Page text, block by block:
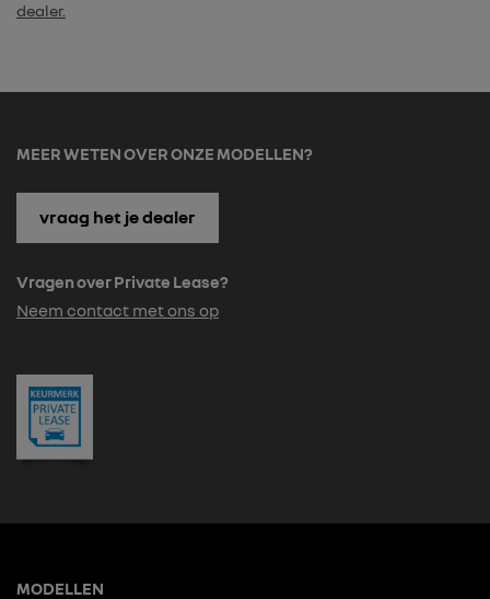
dealer.
MEER WETEN OVER ONZE MODELLEN?
vraag het je dealer
Vragen over Private Lease?
Neem contact met ons op
MODELLEN